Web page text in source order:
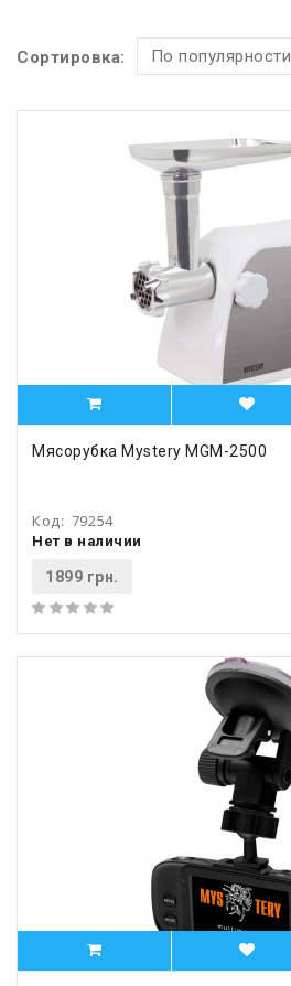
Сортировка: По популярности
Мясорубка Mystery MGM-2500
Код: 79254
Нет в наличии
1899 грн.